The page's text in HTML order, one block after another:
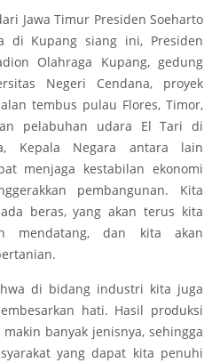
Jawa Timur Presiden Soeharto
di Kupang siang ini, Presiden
Olahraga Kupang, gedung
Negeri Cendana, proyek
tembus pulau Flores, Timor,
pelabuhan udara El Tari di
Kepala Negara antara lain
menjaga kestabilan ekonomi
pembangunan. Kita
beras, yang akan terus kita
mendatang, dan kita akan
di bidang industri kita juga
hati. Hasil produksi
banyak jenisnya, sehingga
yang dapat kita penuhi